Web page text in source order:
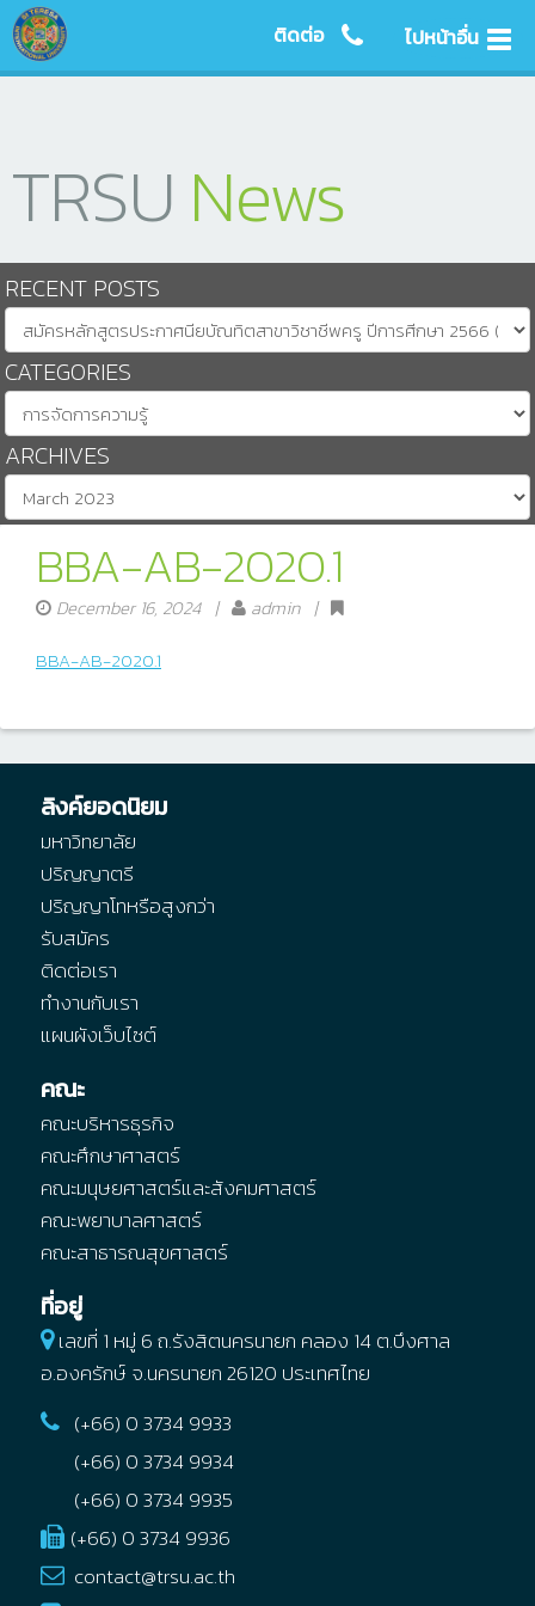
ไปหน้าอื่น
ติดต่อ
TRSU News
RECENT POSTS
CATEGORIES
ARCHIVES
BBA-AB-2020.1
December 16, 2024|
admin |
BBA-AB-2020.1
ลิงค์ยอดนิยม
มหาวิทยาลัย
ปริญญาตรี
ปริญญาโทหรือสูงกว่า
รับสมัคร
ติดต่อเรา
ทำงานกับเรา
แผนผังเว็บไซต์
คณะ
คณะบริหารธุรกิจ
คณะศึกษาศาสตร์
คณะมนุษยศาสตร์และสังคมศาสตร์
คณะพยาบาลศาสตร์
คณะสาธารณสุขศาสตร์
ที่อยู่
เลขที่ 1 หมู่ 6 ถ.รังสิตนครนายก คลอง 14 ต.บึงศาล
อ.องครักษ์ จ.นครนายก26120 ประเทศไทย
(+66) 0 3734 9933
(+66) 0 3734 9934
(+66) 0 3734 9935
(+66) 0 3734 9936
contact@trsu.ac.th